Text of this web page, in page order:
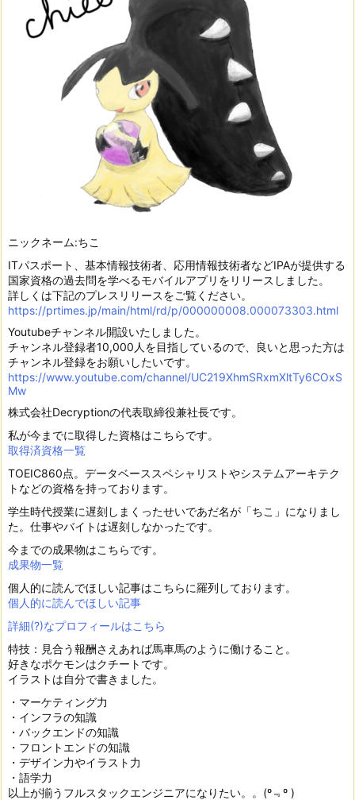
ニックネーム:ちこ
ITパスポート、基本情報技術者、応用情報技術者などIPAが提供する
国家資格の過去問を学べるモバイルアプリをリリースしました。
詳しくは下記のプレスリリースをご覧ください。
https://prtimes.jp/main/html/rd/p/000000008.000073303.html
Youtubeチャンネル開設いたしました。
チャンネル登録者10,000人を目指しているので、良いと思った方は
チャンネル登録をお願いしたいです。
https://www.youtube.com/channel/UC219XhmSRxmXltTy6COxS
Mw
株式会社Decryptionの代表取締役兼社長です。
私が今までに取得した資格はこちらです。
取得済資格一覧
TOEIC860点。データベーススペシャリストやシステムアーキテク
トなどの資格を持っております。
学生時代授業に遅刻しまくったせいであだ名が「ちこ」になりまし
た。仕事やバイトは遅刻しなかったです。
今までの成果物はこちらです。
成果物一覧
個人的に読んでほしい記事はこちらに羅列しております。
個人的に読んでほしい記事
詳細(?)なプロフィールはこちら
特技：見合う報酬さえあれば馬車馬のように働けること。
好きなポケモンはクチートです。
イラストは自分で書きました。
・マーケティング力
・インフラの知識
・バックエンドの知識
・フロントエンドの知識
・デザイン力やイラスト力
・語学力
以上が揃うフルスタックエンジニアになりたい。。(º﹃º )